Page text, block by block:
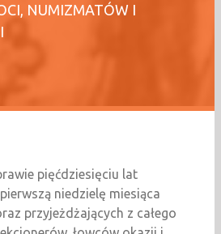
NUMIZMATÓW I
pięćdziesięciu lat
niedzielę miesiąca
przyjeżdżających z całego